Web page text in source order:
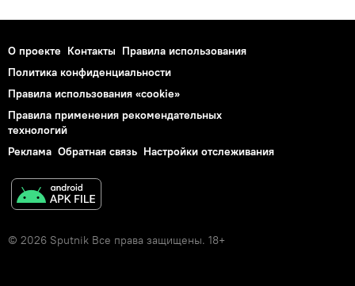
О проекте Контакты Правила использования
Политика конфиденциальности
Правила использования «cookie»
Правила применения рекомендательных
технологий
Реклама Обратная связь Настройки отслеживания
© 2026 Sputnik Все права защищены. 18+